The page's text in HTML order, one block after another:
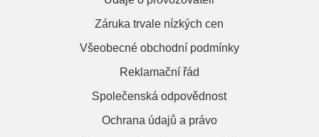
Záruka trvale nízkých cen
Všeobecné obchodní podmínky
Reklamační řád
Společenská odpovědnost
Ochrana údajů a právo